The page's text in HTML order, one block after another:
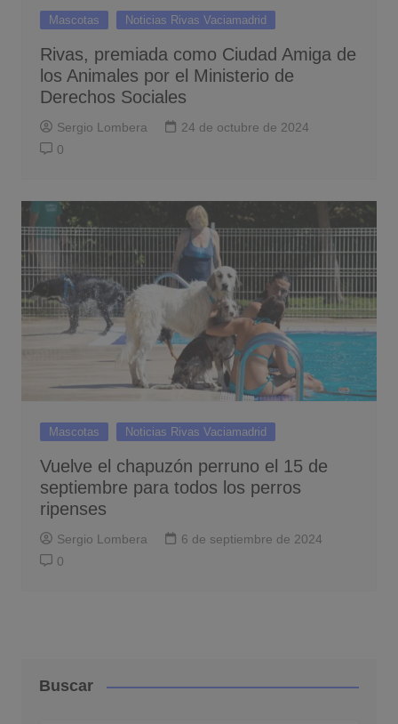
Mascotas Noticias Rivas Vaciamadrid
Rivas, premiada como Ciudad Amiga de
los Animales por el Ministerio de
Derechos Sociales
Sergio Lombera
24 de octubre de 2024
0
Mascotas Noticias Rivas Vaciamadrid
Vuelve el chapuzón perruno el 15 de
septiembre para todos los perros
ripenses
Sergio Lombera
6 de septiembre de 2024
0
Buscar